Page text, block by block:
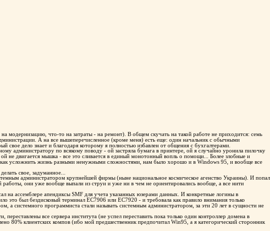
модернизацию, что-то на затраты - на ремонт). В общем скучать на такой работе не приходится: семь
А на все вышеперечисленное (кроме меня) есть еще: один начальник с обычными
дело знает и благодаря которому я полностью избавлен от общения с бухгалтерами.
администратору по всякому поводу - ой застряла бумага в принтере, ой я случайно уронила пилочку
не двигается мышка - все это сливается в единый монотонный вопль о помощи... Более злобные и
как усложнить жизнь разными ненужными сложностями, нам было хорошо и в Windows 95, и вообще все
свое, задуманное...
администратором крупнейшей фирмы (ныне национальное космическое агенство Украины). И попал
они уже вообще выпали из струи и уже ни в чем не ориентировались вообще, а все нити
ассемблере апендиксы SMF для учета указанных юзерами данных. И конкретные логины в
это был бездисковый терминал ЕС7906 или ЕС7920 - и требовала как правило внимания только
а системного программиста стали называть системным администратором, за эти 20 лет в сущности не
переставлены все сервера института (не успел переставить пока только один контроллер домена в
80% клиентских компов (ибо мой предшественник предпочитал Win95, а я категорический сторонник